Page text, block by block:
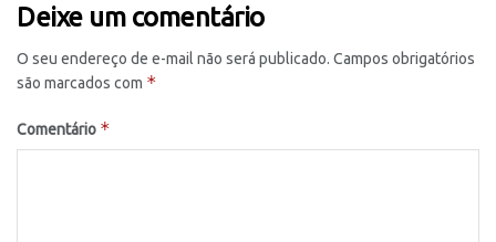
Deixe um comentário
O seu endereço de e-mail não será publicado. Campos obrigatórios
são marcados com *
Comentário *